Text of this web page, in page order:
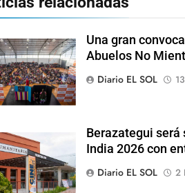
Una gran
Abuelos No
Diario EL SOL
Berazategui será
India 2026 con
Diario EL SOL
2